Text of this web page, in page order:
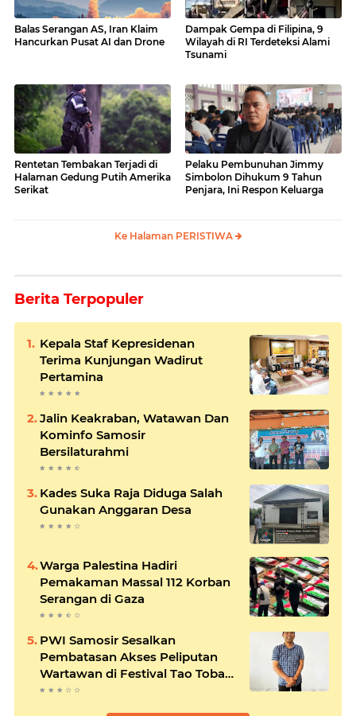
Balas Serangan AS, Iran Klaim
Hancurkan Pusat AI dan Drone
Dampak Gempa di Filipina, 9
Wilayah di RI Terdeteksi Alami
Tsunami
Rentetan Tembakan Terjadi di
Halaman Gedung Putih Amerika
Serikat
Pelaku Pembunuhan Jimmy
Simbolon Dihukum 9 Tahun
Penjara, Ini Respon Keluarga
Ke Halaman PERISTIWA
Berita Terpopuler
Kepala Staf Kepresidenan
Terima Kunjungan Wadirut
Pertamina
Jalin Keakraban, Watawan Dan
Kominfo Samosir
Bersilaturahmi
Kades Suka Raja Diduga Salah
Gunakan Anggaran Desa
Warga Palestina Hadiri
Pemakaman Massal 112 Korban
Serangan di Gaza
PWI Samosir Sesalkan
Pembatasan Akses Peliputan
Wartawan di Festival Tao Toba
Jou-Jou 2026